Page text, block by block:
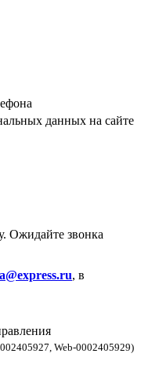
данных на сайте
Ожидайте звонка
, в
Web-0002405929)